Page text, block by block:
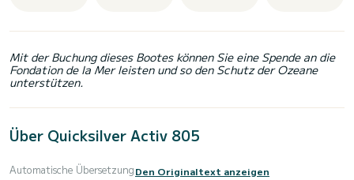
Mit der Buchung dieses Bootes können Sie eine Spende an die
Fondation de la Mer leisten und so den Schutz der Ozeane
unterstützen.
Über Quicksilver Activ 805
Automatische ÜbersetzungDen Originaltext anzeigen